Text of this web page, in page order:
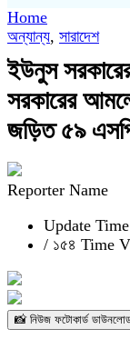
Home
অন্যান্য, সারাদেশ
ইউনুস
সরকারের আমলে
জড়িত ৫৯
Reporter Name
Update Time
/ ১৫৪ Time
📸 নিউজ ফটোকার্ড